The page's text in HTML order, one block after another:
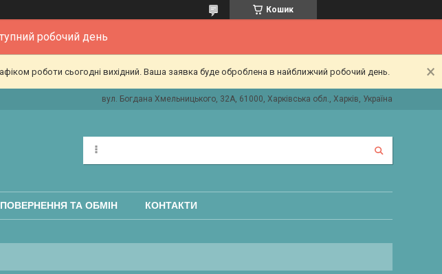
Кошик
робочий день
роботи сьогодні вихідний. Ваша заявка буде оброблена в найближчий робочий день.
вул. Богдана Хмельницького, 32А, 61000, Харківська обл., Харків, Україна
ПОВЕРНЕННЯ ТА ОБМІН КОНТАКТИ